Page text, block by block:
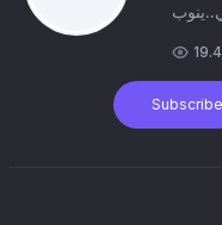
غيابي..ينوب
Subscribe